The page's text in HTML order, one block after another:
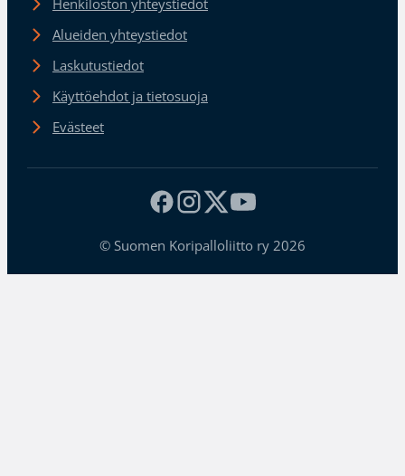
Alueiden yhteystiedot
Laskutustiedot
Käyttöehdot ja tietosuoja
Evästeet
© Suomen Koripalloliitto ry 2026